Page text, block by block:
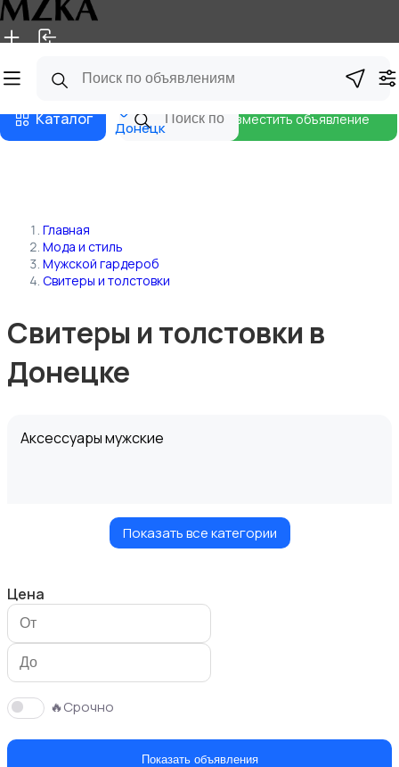
Главная Магазины
Каталог Донецк
Разместить объявление
Главная
Мода и стиль
Мужской гардероб
Свитеры и толстовки
Свитеры и толстовки в
Донецке
Аксессуары мужские
Головные уборы
Показать все категории
Цена
🔥Срочно
Показать объявления